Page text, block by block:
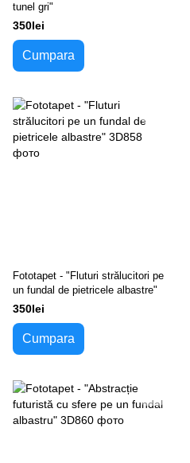
tunel gri"
350lei
Cumpara
Fototapet - "Fluturi strălucitori pe
un fundal de pietricele albastre"
350lei
Cumpara